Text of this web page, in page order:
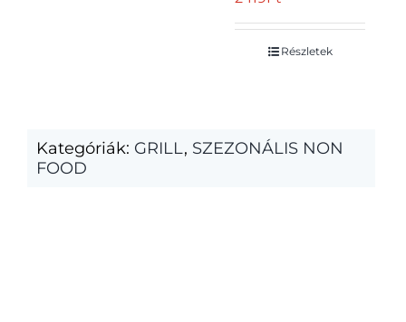
Részletek
Kategóriák: GRILL, SZEZONÁLIS NON
FOOD